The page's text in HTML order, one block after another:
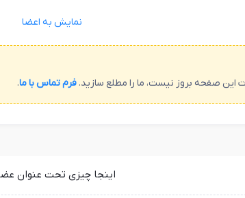
نمایش به اعضا
این صفحه بروز نیست، ما را مطلع سازید. فرم تماس با ما.
اینجا چیزی تحت عنوان